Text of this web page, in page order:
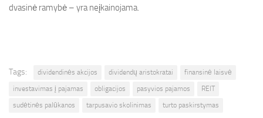
dvasinė ramybė – yra neįkainojama.
Tags: dividendinės akcijos dividendų aristokratai
finansinė laisvė
investavimas į pajamas
obligacijos pasyvios pajamos
REIT
sudėtinės palūkanos
tarpusavio skolinimas turto paskirstymas